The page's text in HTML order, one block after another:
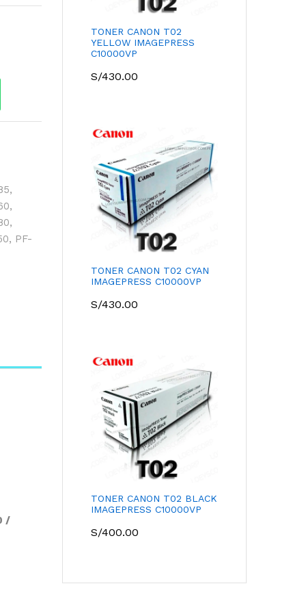
,
,
,
, PF-
/
TONER CANON T02
YELLOW IMAGEPRESS
C10000VP
S/430.00
TONER CANON T02 CYAN
IMAGEPRESS C10000VP
S/430.00
TONER CANON T02 BLACK
IMAGEPRESS C10000VP
S/400.00